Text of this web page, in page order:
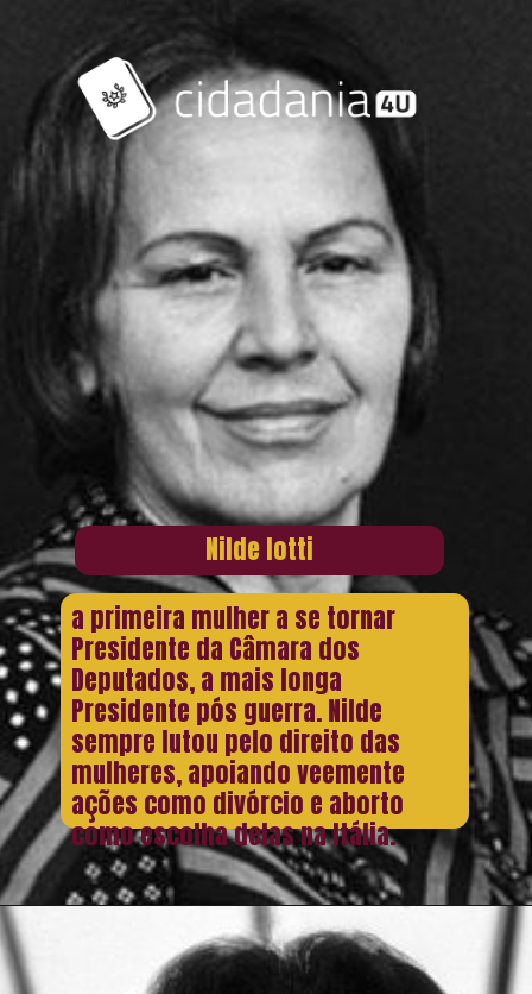
a primeira mulher a se tornar
Presidente da Câmara dos
Deputados, a mais longa
Presidente pós guerra. Nilde
sempre lutou pelo direito das
mulheres, apoiando veemente
ações como divórcio e aborto
como escolha delas na Itália.
Nilde Iotti